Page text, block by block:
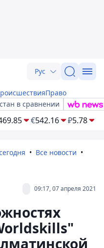
Рус
Право
в сравнении
€542.16 ₽5.78
Все новости
09:17, 07 апреля 2021